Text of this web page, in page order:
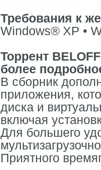
Требования к
Windows® ХР •
Торрент
более
В сборник
приложения,
диска и
включая
Для большего
Приятного